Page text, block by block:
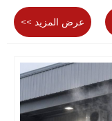
عرض المزيد >>